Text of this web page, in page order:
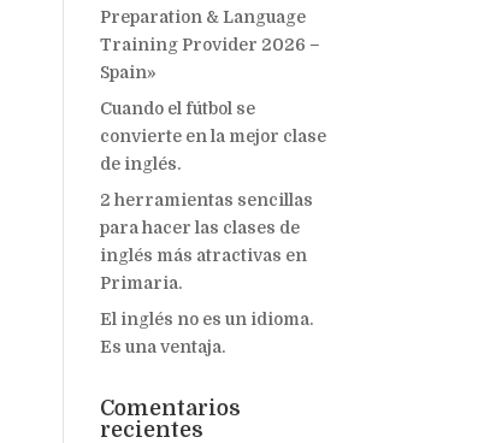
Preparation & Language
Training Provider 2026 –
Spain»
Cuando el fútbol se
convierte en la mejor clase
de inglés.
2 herramientas sencillas
para hacer las clases de
inglés más atractivas en
Primaria.
El inglés no es un idioma.
Es una ventaja.
Comentarios
recientes